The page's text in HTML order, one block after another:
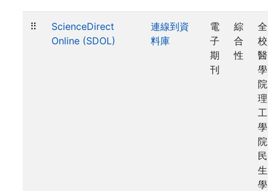
⠿
ScienceDirect
Online (SDOL)
連線到資
料庫
電
子
期
刊
綜
合
性
全
校
醫
學
院
理
工
學
院
民
生
學